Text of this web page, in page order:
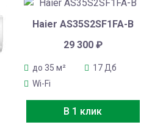
Haier AS35S2SF1FA-B
29 300 ₽
до 35 м²
17 Дб
Wi-Fi
В 1 клик